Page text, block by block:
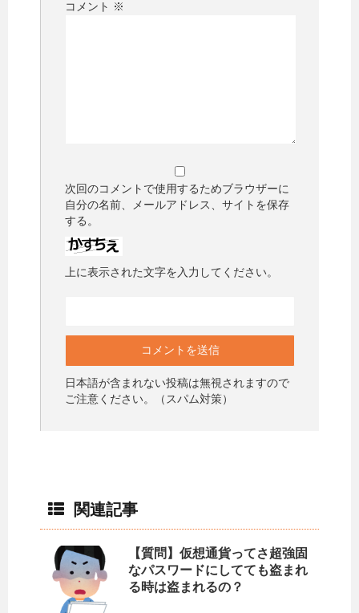
コメント ※
次回のコメントで使用するためブラウザーに
自分の名前、メールアドレス、サイトを保存
する。
上に表示された文字を入力してください。
日本語が含まれない投稿は無視されますので
ご注意ください。（スパム対策）
関連記事
【質問】仮想通貨ってさ超強固
なパスワードにしてても盗まれ
る時は盗まれるの？